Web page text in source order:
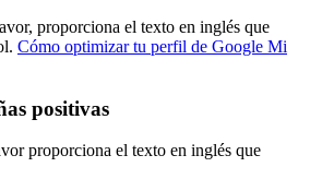
proporciona el texto en inglés que
Cómo optimizar tu perfil de Google Mi
positivas
proporciona el texto en inglés que